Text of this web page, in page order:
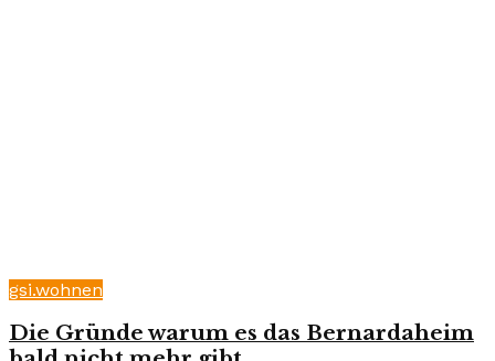
gsi.wohnen
Die Gründe warum es das Bernardaheim